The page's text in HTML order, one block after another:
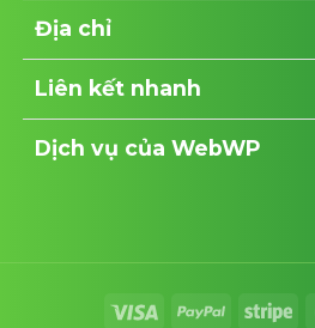
Địa chỉ
Liên kết nhanh
Dịch vụ của WebWP